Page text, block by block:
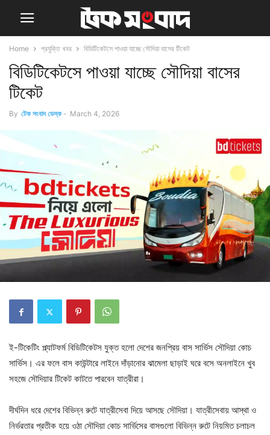
Home প্রযুক্তি খবর বিডিটিকেটসে পাওয়া যাচ্ছে সৌদিয়া বাসের টিকেট
বিডিটিকেটসে পাওয়া যাচ্ছে সৌদিয়া বাসের
টিকেট
By টেক সংবাদ ডেস্ক - March 4, 2026
ই-টিকেটিং প্ল্যাটফর্ম বিডিটিকেটস যুক্ত হলো দেশের জনপ্রিয় বাস সার্ভিস সৌদিয়া কোচ
সার্ভিস। এর ফলে বাস কাউন্টারে লাইনে দাঁড়ানোর ঝামেলা ছাড়াই ঘরে বসে অনলাইনে খুব
সহজে সৌদিয়ার টিকেট কাটতে পারবেন যাত্রীরা।
দীর্ঘদিন ধরে দেশের বিভিন্ন রুটে যাত্রীসেবা দিয়ে আসছে সৌদিয়া। যাত্রীসেবায় আস্থা ও
নির্ভরতার প্রতীক হয়ে ওঠা সৌদিয়া কোচ সার্ভিসের বাসগুলো বিভিন্ন রুটে নিয়মিত চলাচল